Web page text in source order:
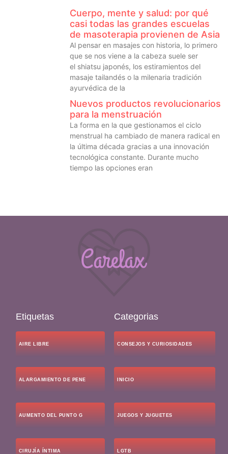
Cuerpo, mente y salud: por qué
casi todas las grandes escuelas
de masoterapia provienen de Asia
Al pensar en masajes con historia, lo primero
que se nos viene a la cabeza suele ser
el shiatsu japonés, los estiramientos del
masaje tailandés o la milenaria tradición
ayurvédica de la
Nuevos productos revolucionarios
para la menstruación
La forma en la que gestionamos el ciclo
menstrual ha cambiado de manera radical en
la última década gracias a una innovación
tecnológica constante. Durante mucho
tiempo las opciones eran
Etiquetas
AIRE LIBRE
ALARGAMIENTO DE PENE
AUMENTO DEL PUNTO G
CIRUJÍA ÍNTIMA
Categorias
CONSEJOS Y CURIOSIDADES
INICIO
JUEGOS Y JUGUETES
LGTB